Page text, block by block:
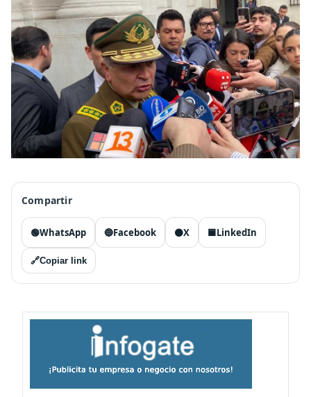
Compartir
🟢WhatsApp 🔵Facebook ⚫X 🟦LinkedIn
🔗Copiar link